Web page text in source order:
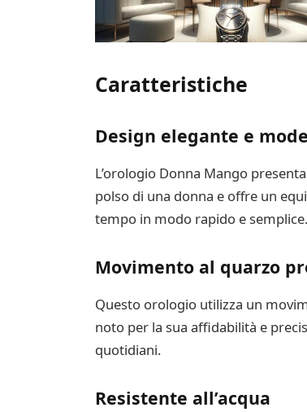
Caratteristiche
Design elegante e
L’orologio Donna Mango
polso di una donna e offre un
tempo in modo rapido e semplice.
Movimento al quarzo
Questo orologio utilizza un
noto per la sua affidabilità e
quotidiani.
Resistente all’acqua